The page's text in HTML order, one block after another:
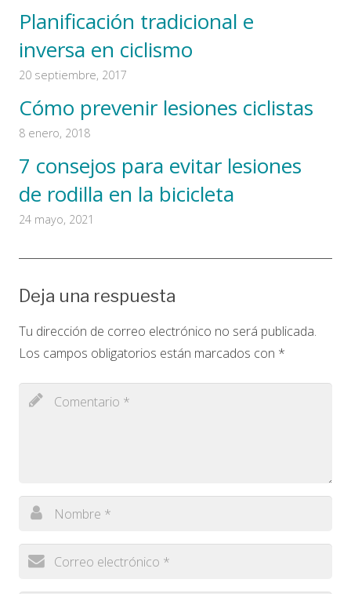
Planificación tradicional e
inversa en ciclismo
20 septiembre, 2017
Cómo prevenir lesiones ciclistas
8 enero, 2018
7 consejos para evitar lesiones
de rodilla en la bicicleta
24 mayo, 2021
Deja una respuesta
Tu dirección de correo electrónico no será publicada.
Los campos obligatorios están marcados con *